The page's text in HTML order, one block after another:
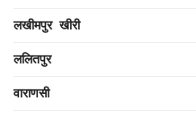
लखीमपुर खीरी
ललितपुर
वाराणसी